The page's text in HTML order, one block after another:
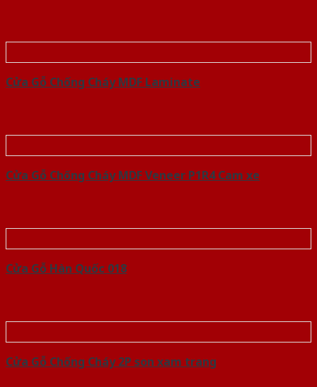
Cửa Gỗ Chống Cháy MDF Laminate
Cửa Gỗ Chống Cháy MDF Veneer P1R4 Cam xe
Cửa Gỗ Hàn Quốc 018
Cửa Gỗ Chống Cháy 2P son xam trang